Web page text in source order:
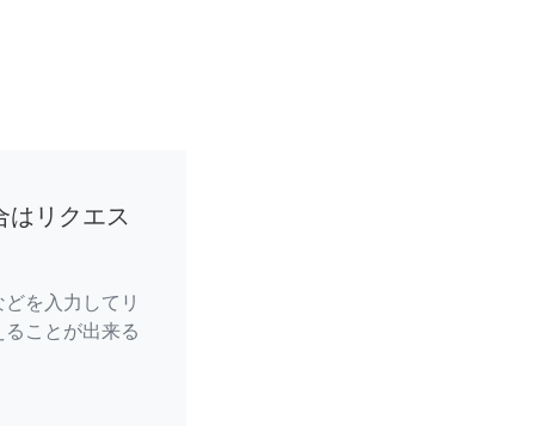
はリクエス
を入力してリ
ことが出来る